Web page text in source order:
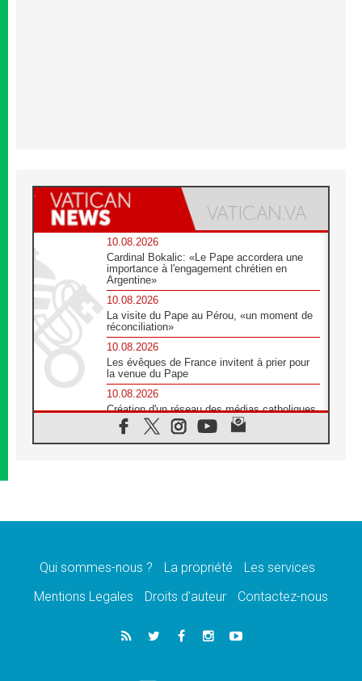
10.08.2026
Cardinal Bokalic: «Le Pape accordera une
importance à l'engagement chrétien en
Argentine»
10.08.2026
La visite du Pape au Pérou, «un moment de
réconciliation»
10.08.2026
Les évêques de France invitent à prier pour
la venue du Pape
10.08.2026
Création d'un réseau des médias catholiques
au Tchad
10.08.2026
et à la protection des civils
Déclaration d'Addis-Abeba du SCEAM sur
08.08.2026
En Cisjordanie, les chrétiens se sentent
Qui sommes-nous ? La propriété
Les services
Mentions Legales
Droits d’auteur Contactez-nous